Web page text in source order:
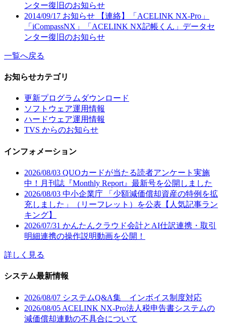
ンター復旧のお知らせ
2014/09/17 お知らせ
【連絡】「ACELINK NX-Pro」
「iCompassNX」「ACELINK NX記帳くん」データセ
ンター復旧のお知らせ
一覧へ戻る
お知らせカテゴリ
更新プログラムダウンロード
ソフトウェア運用情報
ハードウェア運用情報
TVS からのお知らせ
インフォメーション
2026/08/03 QUOカードが当たる読者アンケート実施
中！月刊誌『Monthly Report』最新号を公開しました
2026/08/03 中小企業庁 「少額減価償却資産の特例を拡
充しました」（リーフレット）を公表【人気記事ラン
キング】
2026/07/31 かんたんクラウド会計とAI仕訳連携・取引
明細連携の操作説明動画を公開！
詳しく見る
システム最新情報
2026/08/07 システムQ&A集 インボイス制度対応
2026/08/05 ACELINK NX-Pro法人税申告書システムの
減価償却連動の不具合について